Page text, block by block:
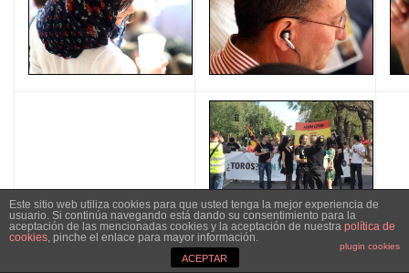
Este sitio web utiliza cookies para que usted tenga la mejor experiencia de
usuario. Si continúa navegando está dando su consentimiento para la
aceptación de las mencionadas cookies y la aceptación de nuestra política de
cookies, pinche el enlace para mayor información.
plugin cookies
ACEPTAR